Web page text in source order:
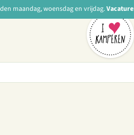
maandag, woensdag en vrijdag.